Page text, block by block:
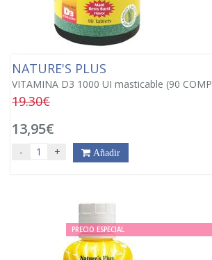
NATURE'S PLUS
VITAMINA D3 1000 UI masticable (90
19.30€
13,95€
- + Añadir
PRECIO ESPECIAL